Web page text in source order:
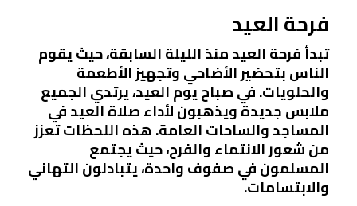
فرحة العيد
تبدأ فرحة العيد منذ الليلة السابقة، حيث يقوم
الناس بتحضير الأضاحي وتجهيز الأطعمة
والحلويات. في صباح يوم العيد، يرتدي الجميع
ملابس جديدة ويذهبون لأداء صلاة العيد في
المساجد والساحات العامة. هذه اللحظات تعزز
من شعور الانتماء والفرح، حيث يجتمع
المسلمون في صفوف واحدة، يتبادلون التهاني
والابتسامات.